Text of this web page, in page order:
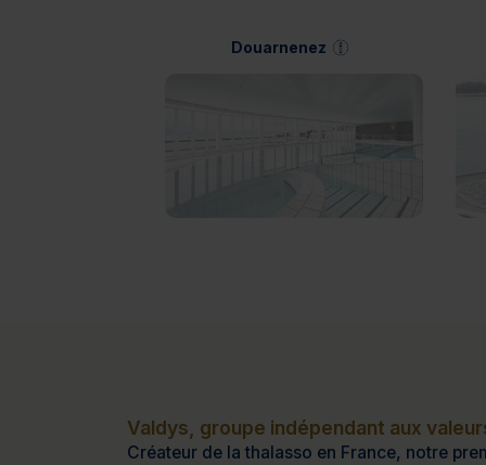
Douarnenez
Valdys, groupe indépendant aux
Créateur de la thalasso en France, notre